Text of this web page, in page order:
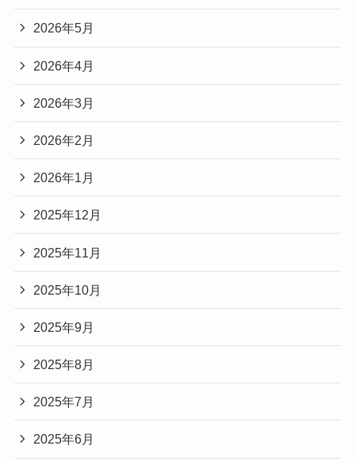
2026年5月
2026年4月
2026年3月
2026年2月
2026年1月
2025年12月
2025年11月
2025年10月
2025年9月
2025年8月
2025年7月
2025年6月